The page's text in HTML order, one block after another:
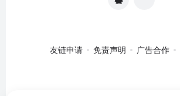
友链申请 免责声明 广告合作